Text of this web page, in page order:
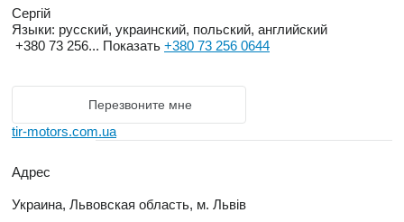
Сергій
Языки: русский, украинский, польский, английский
+380 73 256... Показать +380 73 256 0644
Перезвоните мне
tir-motors.com.ua
Адрес
Украина, Львовская область, м. Львів